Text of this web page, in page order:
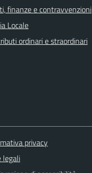
finanze e contravvenzioni
Locale
ordinari e straordinari
privacy
legali